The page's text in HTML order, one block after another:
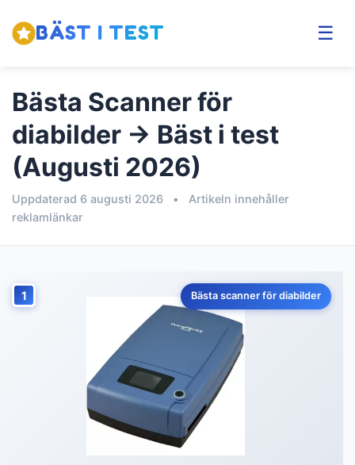
BÄST I TEST ☰
Bästa Scanner för
diabilder → Bäst i test
(Augusti 2026)
Uppdaterad 6 augusti 2026 •
Artikeln innehåller
reklamlänkar
1 Bästa scanner för diabilder